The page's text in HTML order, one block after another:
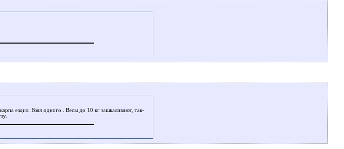
ездил. Взял одного . Весы до 10 кг зашкаливают, так-